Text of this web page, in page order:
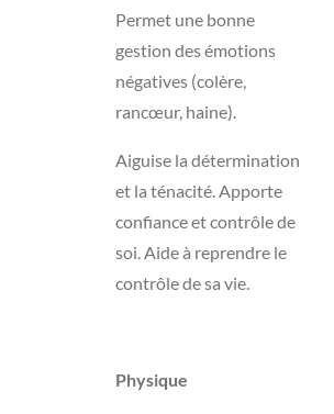
Permet une bonne
gestion des émotions
négatives (colère,
rancœur, haine).
Aiguise la détermination
et la ténacité. Apporte
confiance et contrôle de
soi. Aide à reprendre le
contrôle de sa vie.
Physique